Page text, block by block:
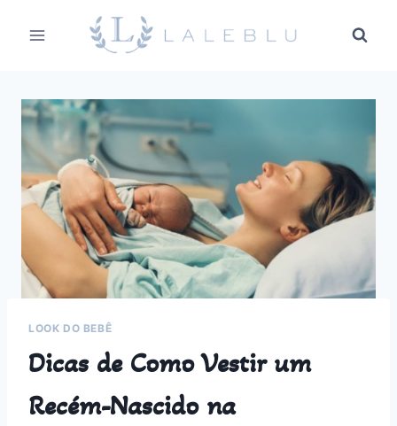
para
LOOK DO BEBÊ
Dicas de Como Vestir um
Recém-Nascido na